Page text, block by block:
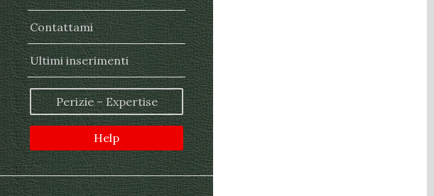
Contattami
Ultimi inserimenti
Perizie – Expertise
Help